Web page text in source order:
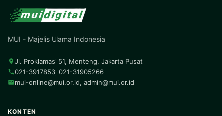
MUI - Majelis Ulama Indonesia
Jl. Proklamasi 51, Menteng, Jakarta Pusat
021-3917853, 021-31905266
mui-online@mui.or.id, admin@mui.or.id
KONTEN